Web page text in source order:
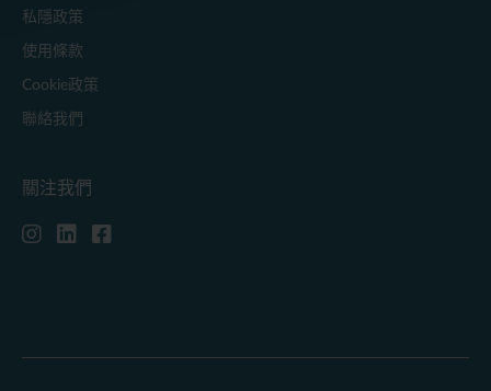
私隱政策
使用條款
Cookie政策
聯絡我們
關注我們